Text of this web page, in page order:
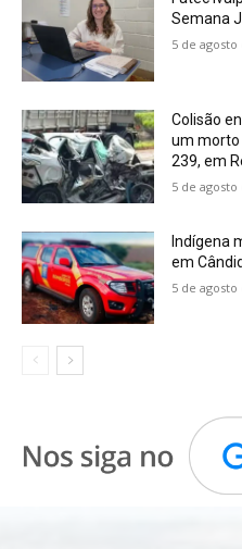
Semana
5 de agosto
Colisão
um morto
239, em
5 de agosto
Indígena
em
5 de agosto